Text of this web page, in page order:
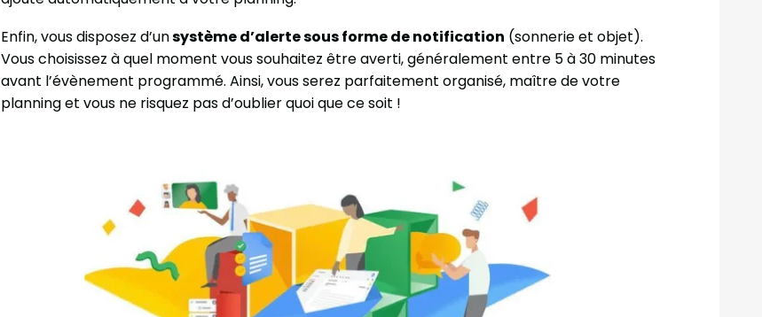
Enfin, vous disposez d’unsystème d’alerte sous forme de notification (sonnerie et objet).
Vous choisissez à quel moment vous souhaitez être averti, généralement entre 5 à 30 minutes
avant l’évènement programmé. Ainsi, vous serez parfaitement organisé, maître de votre
planning et vous ne risquez pas d’oublier quoi que ce soit !